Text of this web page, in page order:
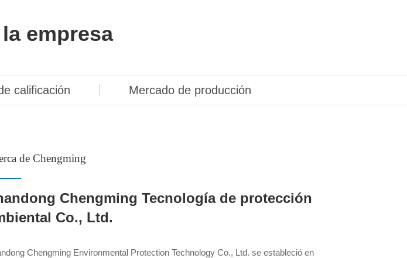
empresa
calificación Mercado de producción
de Chengming
Chengming Tecnología de protección
Co., Ltd.
Chengming Environmental Protection Technology Co., Ltd. se estableció en